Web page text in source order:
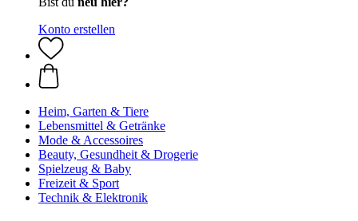
Konto erstellen
Heim, Garten & Tiere
Lebensmittel & Getränke
Mode & Accessoires
Beauty, Gesundheit & Drogerie
Spielzeug & Baby
Freizeit & Sport
Technik & Elektronik